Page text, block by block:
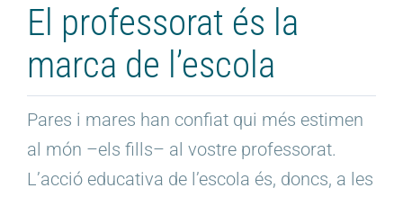
El professorat és la
marca de l’escola
Pares i mares han confiat qui més estimen
al món –els fills– al vostre professorat.
L’acció educativa de l’escola és, doncs, a les